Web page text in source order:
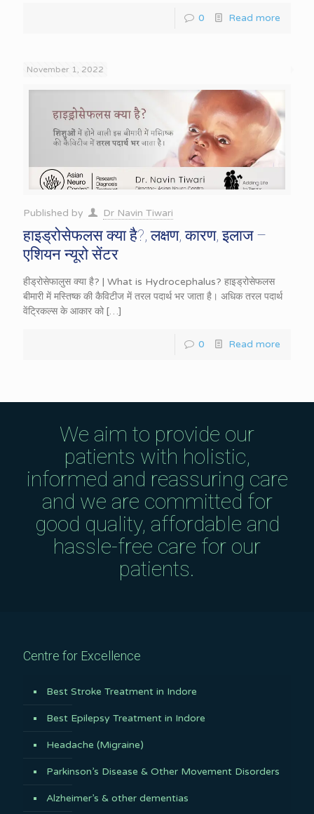
0 Read more
November 1, 2022
Published by Dr Navin Tiwari
हाइड्रोसेफलस क्या है?, लक्षण, कारण, इलाज –
एशियन न्यूरो सेंटर
हीड्रोसेफालुस क्या है? | What is Hydrocephalus? हाइड्रोसेफलस
बीमारी में मस्तिष्क की कैविटीज में तरल पदार्थ भर जाता है। अधिक तरल पदार्थ
वेंट्रिकल्स के आकार को […]
0 Read more
We aim to provide our
patients with holistic,
informed and reassuring care
and we are committed for
good quality, affordable and
hassle-free care for our
patients.
Centre for Excellence
Best Stroke Treatment in Indore
Best Epilepsy Treatment in Indore
Headache (Migraine)
Parkinson’s Disease & Other Movement Disorders
Alzheimer’s & other dementias